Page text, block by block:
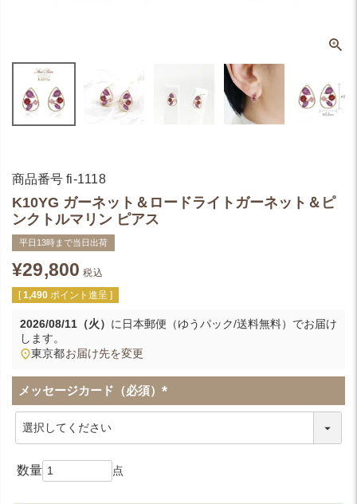
商品番号 fi-1118
K10YG ガーネット＆ロードライトガーネット＆ピ
ンクトルマリン ピアス
平日13時まで当日出荷
¥29,800 税込
[ 1,490 ポイント進呈 ]
2026/08/11（火） に 日本郵便（ゆうパック/送料無料） でお届け
します。
東京都お届け先を変更
メッセージカード（必須）
(